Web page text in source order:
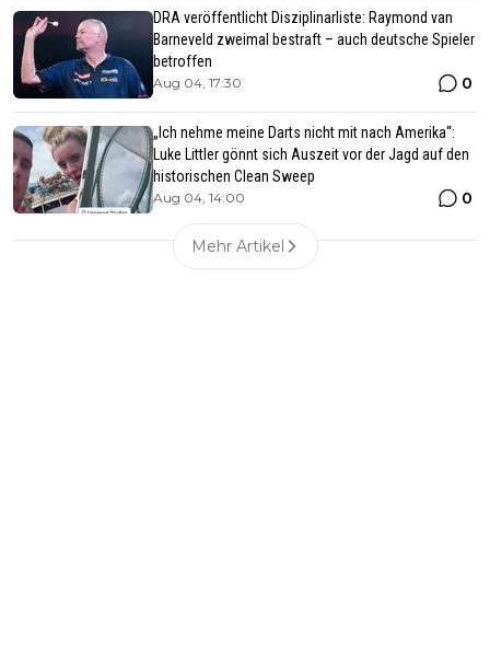
DRA veröffentlicht Disziplinarliste: Raymond van
Barneveld zweimal bestraft – auch deutsche Spieler
betroffen
Aug 04, 17:30 0
„Ich nehme meine Darts nicht mit nach Amerika“:
Luke Littler gönnt sich Auszeit vor der Jagd auf den
historischen Clean Sweep
Aug 04, 14:00 0
Mehr Artikel